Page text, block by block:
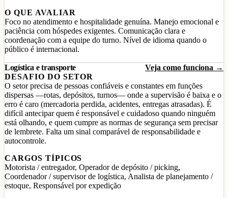
O QUE AVALIAR
Foco no atendimento e hospitalidade genuína. Manejo emocional e
paciência com hóspedes exigentes. Comunicação clara e
coordenação com a equipe do turno. Nível de idioma quando o
público é internacional.
Logística e transporte
Veja como funciona →
DESAFIO DO SETOR
O setor precisa de pessoas confiáveis e constantes em funções
dispersas —rotas, depósitos, turnos— onde a supervisão é baixa e o
erro é caro (mercadoria perdida, acidentes, entregas atrasadas). É
difícil antecipar quem é responsável e cuidadoso quando ninguém
está olhando, e quem cumpre as normas de segurança sem precisar
de lembrete. Falta um sinal comparável de responsabilidade e
autocontrole.
CARGOS TÍPICOS
Motorista / entregador, Operador de depósito / picking,
Coordenador / supervisor de logística, Analista de planejamento /
estoque, Responsável por expedição